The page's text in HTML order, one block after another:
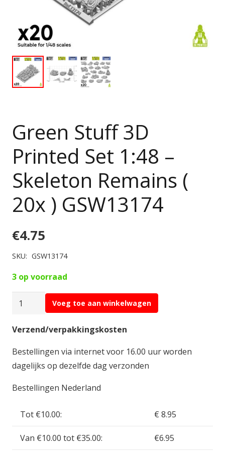
Green Stuff 3D
Printed Set 1:48 –
Skeleton Remains (
20x ) GSW13174
€4.75
SKU: GSW13174
3 op voorraad
Green
3D
Set
1:48
-
Remains
20x
Voeg toe aan winkelwagen
Verzend/verpakkingskosten
Bestellingen via internet voor 16.00 uur worden
dagelijks op dezelfde dag verzonden
Bestellingen Nederland
Tot €10.00: € 8.95
Van €10.00 tot €35.00: €6.95